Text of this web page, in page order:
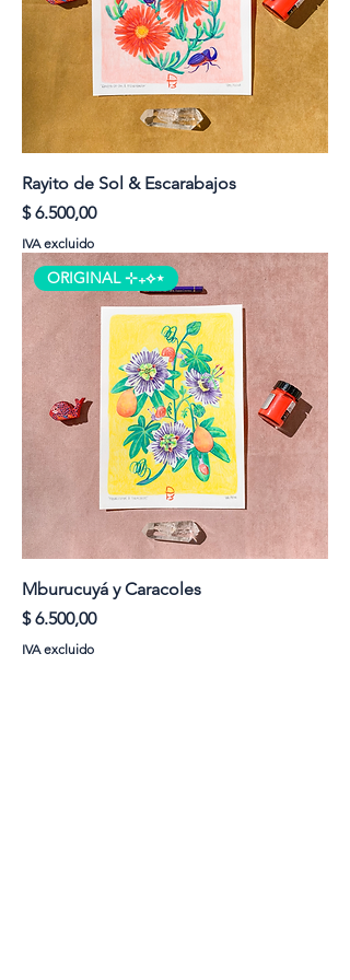
Rayito de Sol & Escarabajos
Precio
$ 6.500,00
IVA excluido
ORIGINAL ⊹₊⟡⋆
Mburucuyá y Caracoles
Precio
$ 6.500,00
IVA excluido